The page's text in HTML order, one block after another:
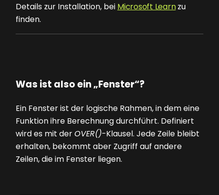
Details zur Installation, bei Microsoft Learnzu
finden.
Was ist also ein „Fenster“?
Ein Fenster ist der logische Rahmen, in dem eine
Funktion ihre Berechnung durchführt. Definiert
wird es mit derOVER()-Klausel. Jede Zeile bleibt
erhalten, bekommt aber Zugriff auf andere
Zeilen, die im Fenster liegen.